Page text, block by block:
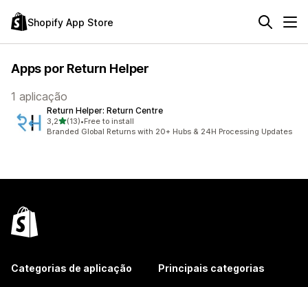
Shopify App Store
Apps por Return Helper
1 aplicação
Return Helper: Return Centre
3,2de 5 estrelas
(13)
13 total de avaliações
•Free to install
Branded Global Returns with 20+ Hubs & 24H Processing Updates
Categorias de aplicação Principais categorias